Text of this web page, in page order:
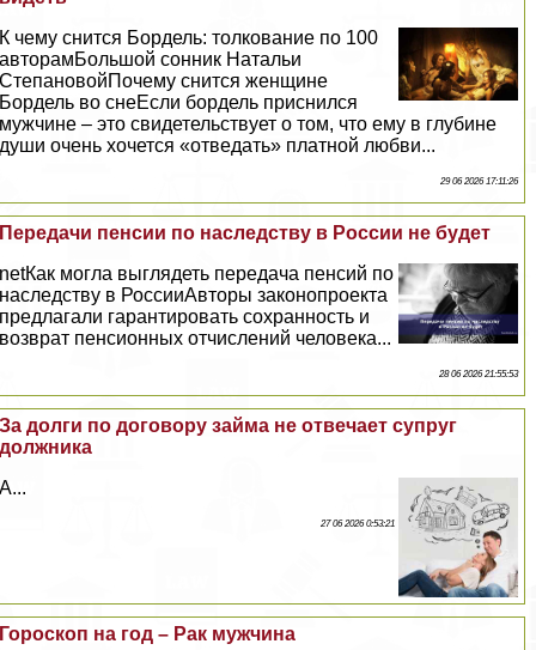
К чему снится Бордель: толкование по 100
авторамБольшой сонник Натальи
СтепановойПочему снится женщине
Бордель во снеЕсли бордель приснился
мужчине – это свидетельствует о том, что ему в глубине
души очень хочется «отведать» платной любви...
29 06 2026 17:11:26
Передачи пенсии по наследству в России не будет
netКак могла выглядеть передача пенсий по
наследству в РоссииАвторы законопроекта
предлагали гарантировать сохранность и
возврат пенсионных отчислений человека...
28 06 2026 21:55:53
За долги по договору займа не отвечает супруг
должника
А...
27 06 2026 0:53:21
Гороскоп на год – Paк мужчина